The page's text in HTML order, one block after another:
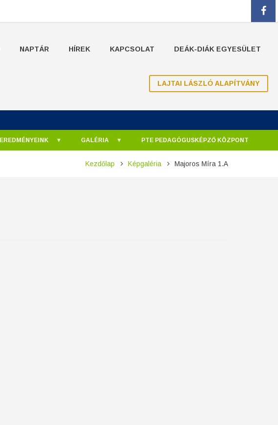
NAPTÁR HÍREK KAPCSOLAT DEÁK-DIÁK EGYESÜLET
LAJTAI LÁSZLÓ ALAPÍTVÁNY
EREDMÉNYEINK GALÉRIA PTE PEDAGÓGUSKÉPZŐ KÖZPONT
Kezdőlap Képgaléria Majoros Míra 1.A